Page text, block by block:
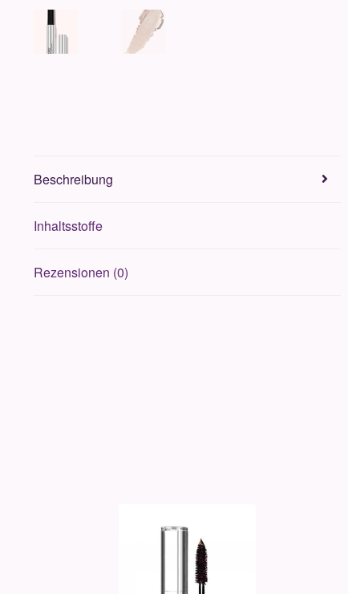
Beschreibung
Inhaltsstoffe
Rezensionen (0)